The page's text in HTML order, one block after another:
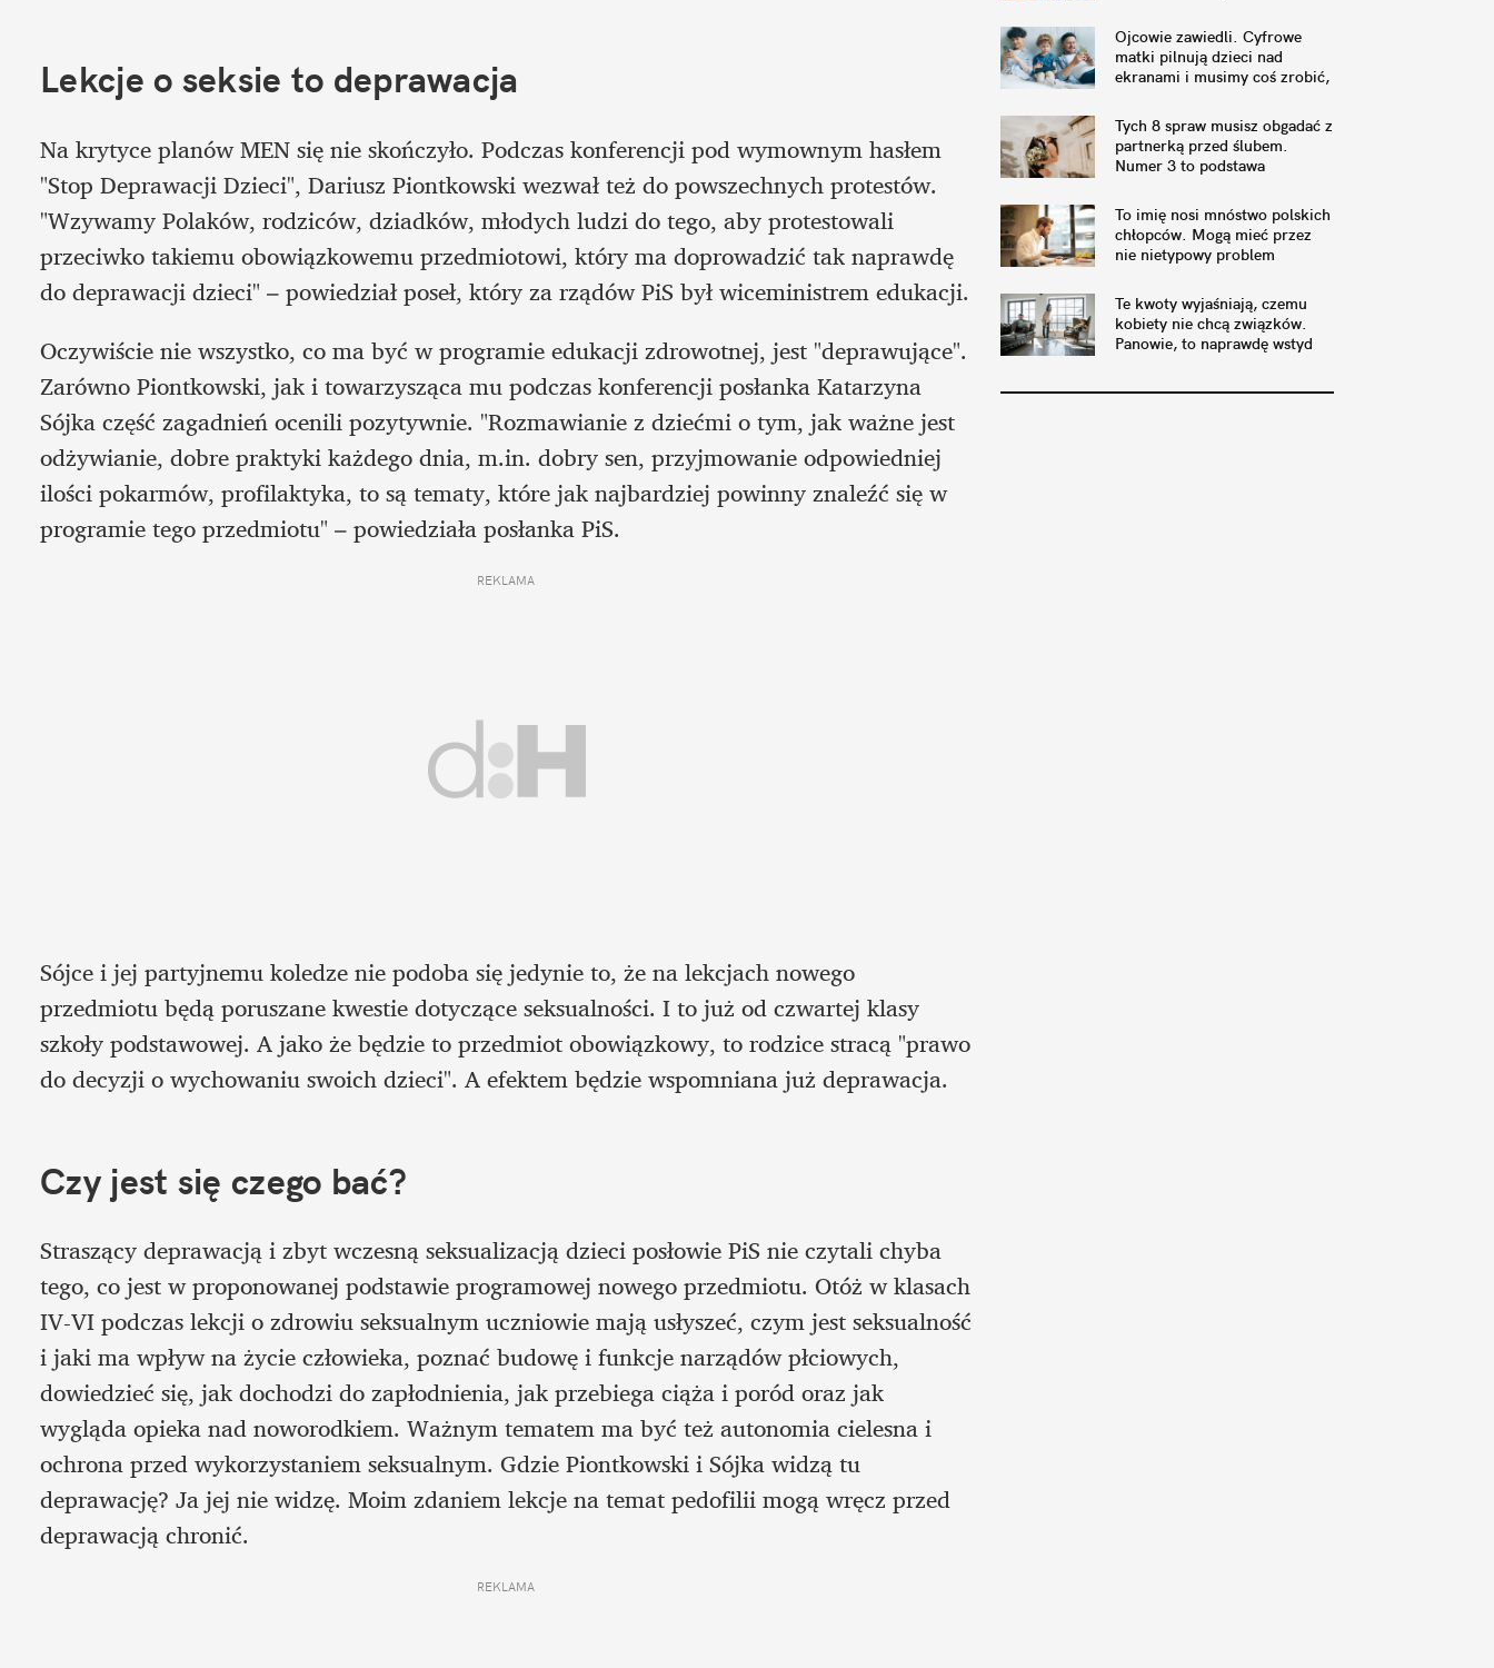
Lekcje o seksie to deprawacja
Na krytyce planów MEN się nie skończyło. Podczas konferencji pod wymownym hasłem
"Stop Deprawacji Dzieci", Dariusz Piontkowski wezwał też do powszechnych protestów.
"Wzywamy Polaków, rodziców, dziadków, młodych ludzi do tego, aby protestowali
przeciwko takiemu obowiązkowemu przedmiotowi, który ma doprowadzić tak naprawdę
do deprawacji dzieci" – powiedział poseł, który za rządów PiS był wiceministrem edukacji.
Oczywiście nie wszystko, co ma być w programie edukacji zdrowotnej, jest "deprawujące".
Zarówno Piontkowski, jak i towarzysząca mu podczas konferencji posłanka Katarzyna
Sójka część zagadnień ocenili pozytywnie. "Rozmawianie z dziećmi o tym, jak ważne jest
odżywianie, dobre praktyki każdego dnia, m.in. dobry sen, przyjmowanie odpowiedniej
ilości pokarmów, profilaktyka, to są tematy, które jak najbardziej powinny znaleźć się w
programie tego przedmiotu" – powiedziała posłanka PiS.
REKLAMA
Sójce i jej partyjnemu koledze nie podoba się jedynie to, że na lekcjach nowego
przedmiotu będą poruszane kwestie dotyczące seksualności. I to już od czwartej klasy
szkoły podstawowej. A jako że będzie to przedmiot obowiązkowy, to rodzice stracą "prawo
do decyzji o wychowaniu swoich dzieci". A efektem będzie wspomniana już deprawacja.
Czy jest się czego bać?
Straszący deprawacją i zbyt wczesną seksualizacją dzieci posłowie PiS nie czytali chyba
tego, co jest w proponowanej podstawie programowej nowego przedmiotu. Otóż w klasach
IV-VI podczas lekcji o zdrowiu seksualnym uczniowie mają usłyszeć, czym jest seksualność
i jaki ma wpływ na życie człowieka, poznać budowę i funkcje narządów płciowych,
dowiedzieć się, jak dochodzi do zapłodnienia, jak przebiega ciąża i poród oraz jak
wygląda opieka nad noworodkiem. Ważnym tematem ma być też autonomia cielesna i
ochrona przed wykorzystaniem seksualnym. Gdzie Piontkowski i Sójka widzą tu
deprawację? Ja jej nie widzę. Moim zdaniem lekcje na temat pedofilii mogą wręcz przed
deprawacją chronić.
REKLAMA
Ojcowie zawiedli. Cyfrowe
matki pilnują dzieci nad
ekranami i musimy coś zrobić,
Tych 8 spraw musisz obgadać z
partnerką przed ślubem.
Numer 3 to podstawa
To imię nosi mnóstwo polskich
chłopców. Mogą mieć przez
nie nietypowy problem
Te kwoty wyjaśniają, czemu
kobiety nie chcą związków.
Panowie, to naprawdę wstyd